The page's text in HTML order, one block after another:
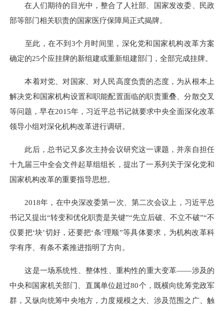
在人们期待的目光中，整合了人社部、国家发改委、民政
部等部门相关职责的国家医疗保障局正式揭牌。
至此，在不到3个月时间里，深化党和国家机构改革方案
确定的25个应挂牌的新组建或重新组建部门，全部完成挂牌。
本着对党、对国家、对人民高度负责的态度，为从根本上
解决党和国家机构设置和职能配置面临的职责重叠、分散交叉
等问题，早在2015年，习近平总书记就要求中央全面深化改革
领导小组对深化机构改革进行调研。
此后，总书记又多次主持会议研究这一课题，并亲自担任
十九届三中全会文件起草组组长，提出了一系列关于深化党和
国家机构改革的重要指导思想。
2018年，在中央深改委第一次、第二次会议上，习近平总
书记又提出“转变和优化职责是关键”“先立后破、不立不破”“不
仅要把‘块’切好，还要把‘条’理顺”等具体要求，为机构改革科
学有序、有条不紊推进指明了方向。
这是一场系统性、整体性、重构性的重大变革——涉及的
中央和国家机关部门、直属单位超过80个，既横向统筹党政军
群，又纵向统筹中央地方，力度规模之大、涉及范围之广、触